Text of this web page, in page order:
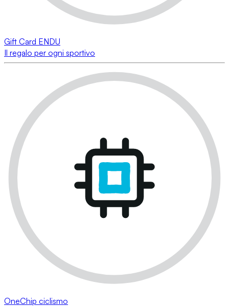
Gift Card ENDU
Il regalo per ogni sportivo
OneChip ciclismo